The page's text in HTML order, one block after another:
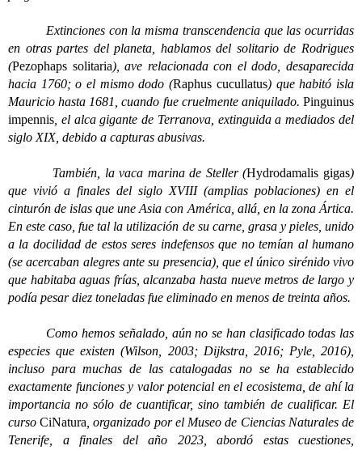
Extinciones con la misma transcendencia que las ocurridas
en otras partes del planeta, hablamos del solitario de Rodrigues
(Pezophaps solitaria), ave relacionada con el dodo, desaparecida
hacia 1760; o el mismo dodo (Raphus cucullatus) que habitó isla
Mauricio hasta 1681, cuando fue cruelmente aniquilado. Pinguinus
impennis , el alca gigante de Terranova, extinguida a mediados del
siglo XIX, debido a capturas abusivas.
También, la vaca marina de Steller (Hydrodamalis gigas)
que vivió a finales del siglo XVIII (amplias poblaciones) en el
cinturón de islas que une Asia con América, allá, en la zona Ártica.
En este caso, fue tal la utilización de su carne, grasa y pieles, unido
a la docilidad de estos seres indefensos que no temían al humano
(se acercaban alegres ante su presencia), que el único sirénido vivo
que habitaba aguas frías, alcanzaba hasta nueve metros de largo y
podía pesar diez toneladas fue eliminado en menos de treinta años.
Como hemos señalado, aún no se han clasificado todas las
especies que existen (Wilson, 2003; Dijkstra, 2016; Pyle, 2016),
incluso para muchas de las catalogadas no se ha establecido
exactamente funciones y valor potencial en el ecosistema, de ahí la
importancia no sólo de cuantificar, sino también de cualificar. El
cursoCiNatura , organizado por el Museo de Ciencias Naturales de
Tenerife, a finales del año 2023, abordó estas cuestiones,